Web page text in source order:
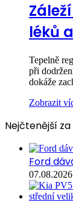
léků
Tepelně
při
dokáže
Zobrazit
Nejčtenější
Ford
07.08.2026